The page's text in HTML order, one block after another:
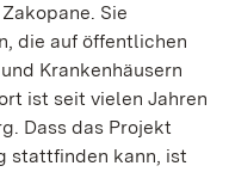
Sie
die auf öffentlichen
Krankenhäusern
ist seit vielen Jahren
Dass das Projekt
stattfinden kann, ist